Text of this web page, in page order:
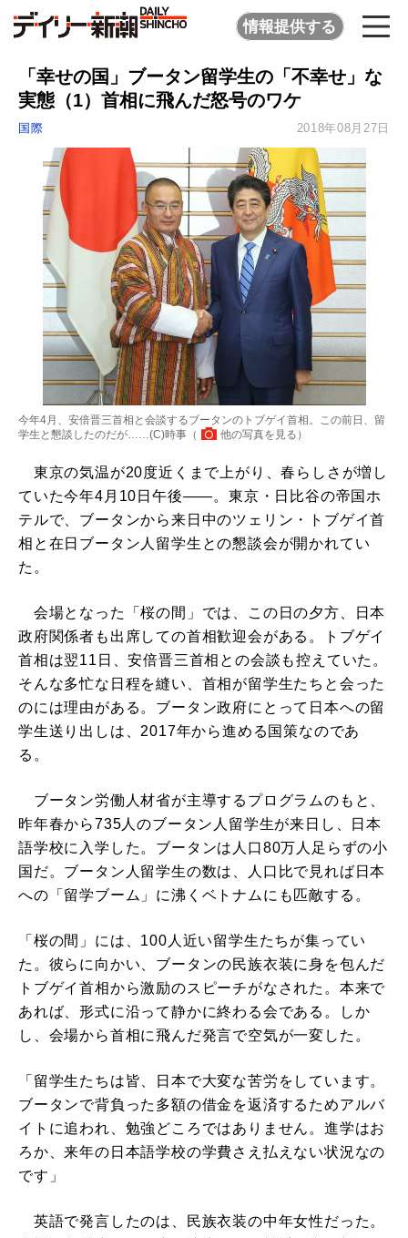
情報提供する
「幸せの国」ブータン留学生の「不幸せ」な
実態（1）首相に飛んだ怒号のワケ
国際 2018年08月27日
今年4月、安倍晋三首相と会談するブータンのトブゲイ首相。この前日、留
学生と懇談したのだが……(C)時事（
他の写真を見る ）
東京の気温が20度近くまで上がり、春らしさが増し
ていた今年4月10日午後――。東京・日比谷の帝国ホ
テルで、ブータンから来日中のツェリン・トブゲイ首
相と在日ブータン人留学生との懇談会が開かれてい
た。
会場となった「桜の間」では、この日の夕方、日本
政府関係者も出席しての首相歓迎会がある。トブゲイ
首相は翌11日、安倍晋三首相との会談も控えていた。
そんな多忙な日程を縫い、首相が留学生たちと会った
のには理由がある。ブータン政府にとって日本への留
学生送り出しは、2017年から進める国策なのであ
る。
ブータン労働人材省が主導するプログラムのもと、
昨年春から735人のブータン人留学生が来日し、日本
語学校に入学した。ブータンは人口80万人足らずの小
国だ。ブータン人留学生の数は、人口比で見れば日本
への「留学ブーム」に沸くベトナムにも匹敵する。
「桜の間」には、100人近い留学生たちが集ってい
た。彼らに向かい、ブータンの民族衣装に身を包んだ
トブゲイ首相から激励のスピーチがなされた。本来で
あれば、形式に沿って静かに終わる会である。しか
し、会場から首相に飛んだ発言で空気が一変した。
「留学生たちは皆、日本で大変な苦労をしています。
ブータンで背負った多額の借金を返済するためアルバ
イトに追われ、勉強どころではありません。進学はお
ろか、来年の日本語学校の学費さえ払えない状況なの
です」
英語で発言したのは、民族衣装の中年女性だった。